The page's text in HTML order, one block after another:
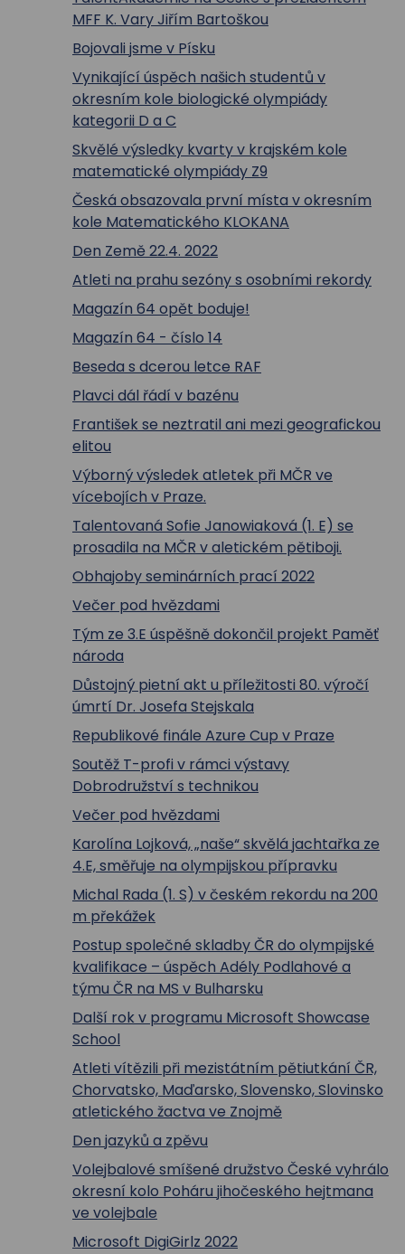
MFF K. Vary Jiřím Bartoškou
Bojovali jsme v Písku
Vynikající úspěch našich studentů v
okresním kole biologické olympiády
kategorii D a C
Skvělé výsledky kvarty v krajském kole
matematické olympiády Z9
Česká obsazovala první místa v okresním
kole Matematického KLOKANA
Den Země 22.4. 2022
Atleti na prahu sezóny s osobními rekordy
Magazín 64 opět boduje!
Magazín 64 - číslo 14
Beseda s dcerou letce RAF
Plavci dál řádí v bazénu
František se neztratil ani mezi geografickou
elitou
Výborný výsledek atletek při MČR ve
vícebojích v Praze.
Talentovaná Sofie Janowiaková (1. E) se
prosadila na MČR v aletickém pětiboji.
Obhajoby seminárních prací 2022
Večer pod hvězdami
Tým ze 3.E úspěšně dokončil projekt Paměť
národa
Důstojný pietní akt u příležitosti 80. výročí
úmrtí Dr. Josefa Stejskala
Republikové finále Azure Cup v Praze
Soutěž T-profi v rámci výstavy
Dobrodružství s technikou
Večer pod hvězdami
Karolína Lojková, „naše“ skvělá jachtařka ze
4.E, směřuje na olympijskou přípravku
Michal Rada (1. S) v českém rekordu na 200
m překážek
Postup společné skladby ČR do olympijské
kvalifikace – úspěch Adély Podlahové a
týmu ČR na MS v Bulharsku
Další rok v programu Microsoft Showcase
School
Atleti vítězili při mezistátním pětiutkání ČR,
Chorvatsko, Maďarsko, Slovensko, Slovinsko
atletického žactva ve Znojmě
Den jazyků a zpěvu
Volejbalové smíšené družstvo České vyhrálo
okresní kolo Poháru jihočeského hejtmana
ve volejbale
Microsoft DigiGirlz 2022